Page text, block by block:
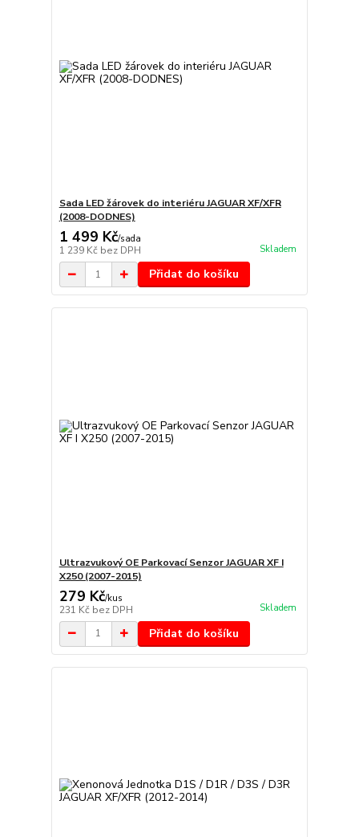
Sada LED žárovek do interiéru JAGUAR XF/XFR
(2008-DODNES)
1 499 Kč/sada
1 239 Kč bez DPH Skladem
Přidat do košíku
Ultrazvukový OE Parkovací Senzor JAGUAR XF I
X250 (2007-2015)
279 Kč/kus
231 Kč bez DPH Skladem
Přidat do košíku